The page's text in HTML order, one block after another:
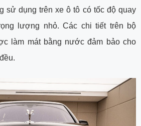
sử dụng trên xe ô tô có tốc độ quay
lượng nhỏ. Các chi tiết trên bộ
làm mát bằng nước đảm bảo cho